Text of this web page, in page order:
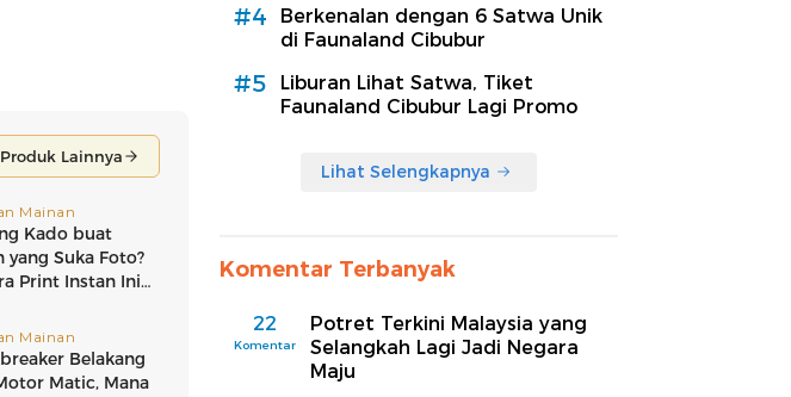
#4
Berkenalan dengan 6 Satwa Unik
di Faunaland Cibubur
#5
Liburan Lihat Satwa, Tiket
Faunaland Cibubur Lagi Promo
Lihat Selengkapnya
Komentar Terbanyak
22
Komentar
Potret Terkini Malaysia yang
Selangkah Lagi Jadi Negara
Maju